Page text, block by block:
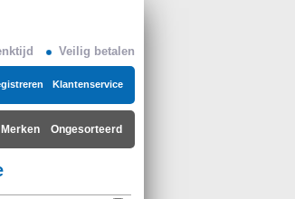
Veilig betalen
Klantenservice
Ongesorteerd
Merken